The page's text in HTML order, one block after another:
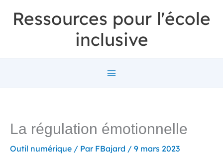
Ressources pour l'école
inclusive
La régulation émotionnelle
Outil numérique / Par FBajard / 9 mars 2023